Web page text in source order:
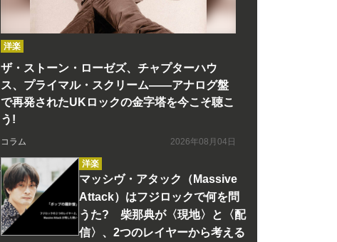
洋楽
ザ・ストーン・ローゼズ、チャプターハウ
ス、プライマル・スクリーム――アナログ盤
で再発されたUKロックの金字塔を今こそ聴こ
う!
コラム 2026年08月04日
洋楽
マッシヴ・アタック（Massive
Attack）はフジロックで何を問
うた? 柴那典が〈現地〉と〈配
信〉、2つのレイヤーから考える